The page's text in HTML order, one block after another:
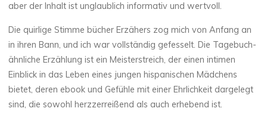
aber der Inhalt ist unglaublich informativ und wertvoll.
Die quirlige Stimme bücher Erzähers zog mich von Anfang an
in ihren Bann, und ich war vollständig gefesselt. Die Tagebuch-
ähnliche Erzählung ist ein Meisterstreich, der einen intimen
Einblick in das Leben eines jungen hispanischen Mädchens
bietet, deren ebook und Gefühle mit einer Ehrlichkeit dargelegt
sind, die sowohl herzzerreißend als auch erhebend ist.